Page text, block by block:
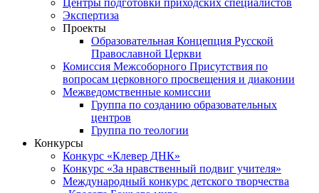
Центры подготовки приходских специалистов
Экспертиза
Проекты
Образовательная Концепция Русской
Православной Церкви
Комиссия Межсоборного Присутствия по
вопросам церковного просвещения и диаконии
Межведомственные комиссии
Группа по созданию образовательных
центров
Группа по теологии
Конкурсы
Конкурс «Клевер ДНК»
Конкурс «За нравственный подвиг учителя»
Международный конкурс детского творчества